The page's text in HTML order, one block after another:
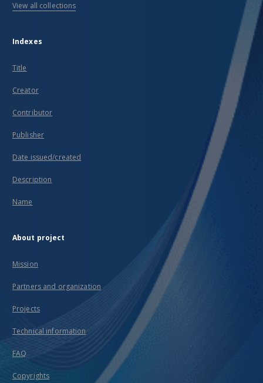
View all collections
Indexes
Title
Creator
Contributor
Publisher
Date issued/created
Description
Name
About project
Mission
Partners and organization
Projects
Technical information
FAQ
Copyrights